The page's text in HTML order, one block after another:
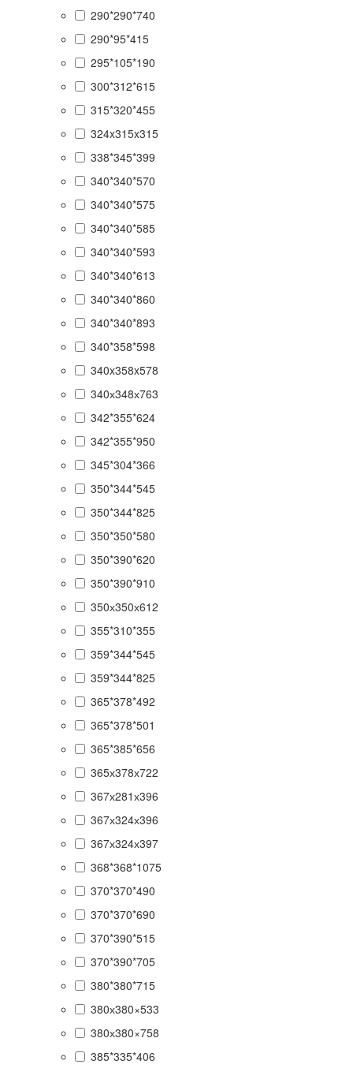
290*290*740
290*95*415
295*105*190
300*312*615
315*320*455
324x315x315
338*345*399
340*340*570
340*340*575
340*340*585
340*340*593
340*340*613
340*340*860
340*340*893
340*358*598
340x358x578
340х348х763
342*355*624
342*355*950
345*304*366
350*344*545
350*344*825
350*350*580
350*390*620
350*390*910
350х350х612
355*310*355
359*344*545
359*344*825
365*378*492
365*378*501
365*385*656
365х378х722
367х281х396
367х324х396
367х324х397
368*368*1075
370*370*490
370*370*690
370*390*515
370*390*705
380*380*715
380х380×533
380х380×758
385*335*406